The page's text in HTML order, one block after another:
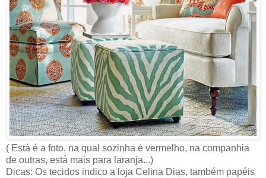
( Está é a foto, na qual sozinha é vermelho, na companhia
de outras, está mais para laranja...)
Dicas: Os tecidos indico a loja Celina Dias, também papéis